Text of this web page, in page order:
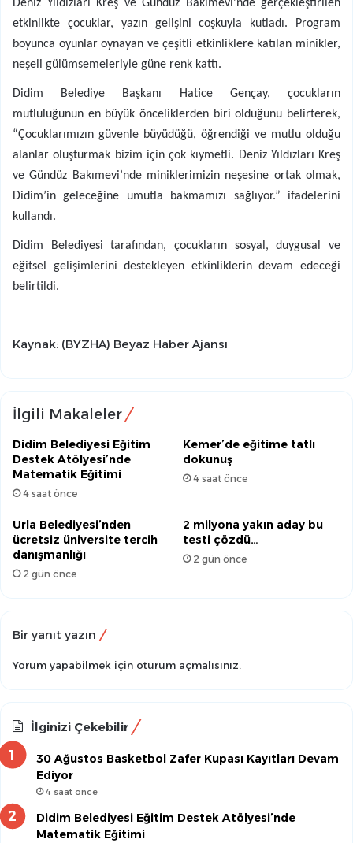
Deniz Yıldızları Kreş ve Gündüz Bakımevi’nde gerçekleştirilen
etkinlikte çocuklar, yazın gelişini coşkuyla kutladı. Program
boyunca oyunlar oynayan ve çeşitli etkinliklere katılan minikler,
neşeli gülümsemeleriyle güne renk kattı.
Didim Belediye Başkanı Hatice Gençay, çocukların
mutluluğunun en büyük önceliklerden biri olduğunu belirterek,
“Çocuklarımızın güvenle büyüdüğü, öğrendiği ve mutlu olduğu
alanlar oluşturmak bizim için çok kıymetli. Deniz Yıldızları Kreş
ve Gündüz Bakımevi’nde miniklerimizin neşesine ortak olmak,
Didim’in geleceğine umutla bakmamızı sağlıyor.” ifadelerini
kullandı.
Didim Belediyesi tarafından, çocukların sosyal, duygusal ve
eğitsel gelişimlerini destekleyen etkinliklerin devam edeceği
belirtildi.
Kaynak: (BYZHA) Beyaz Haber Ajansı
İlgili Makaleler
Didim Belediyesi Eğitim
Destek Atölyesi’nde
Matematik Eğitimi
4 saat önce
Kemer’de eğitime tatlı
dokunuş
4 saat önce
Urla Belediyesi’nden
ücretsiz üniversite tercih
danışmanlığı
2 gün önce
2 milyona yakın aday bu
testi çözdü…
2 gün önce
Bir yanıt yazın
Yorum yapabilmek için oturum açmalısınız.
İlginizi Çekebilir
30 Ağustos Basketbol Zafer Kupası Kayıtları Devam
Ediyor
4 saat önce
Didim Belediyesi Eğitim Destek Atölyesi’nde
Matematik Eğitimi